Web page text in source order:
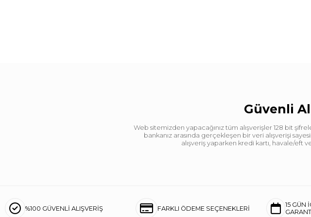
Güvenli
Web sitemizden yapacağınız tüm alışverişler 128 bit
bankanız arasında gerçekleşen bir veri alışverişi
alışveriş yaparken kredi kartı, havale/eft
%100 GÜVENLİ ALIŞVERİŞ FARKLI ÖDEME SEÇENEKLERİ
15 GÜN